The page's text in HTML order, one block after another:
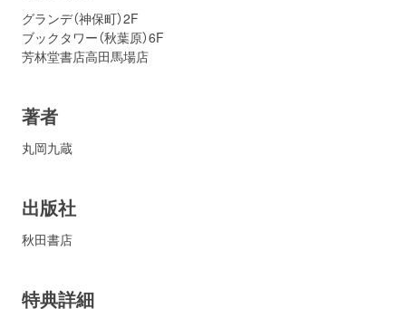
グランデ（神保町）2F
ブックタワー（秋葉原）6F
芳林堂書店高田馬場店
著者
丸岡九蔵
出版社
秋田書店
特典詳細